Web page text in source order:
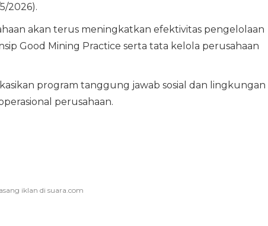
2026).
akan terus meningkatkan efektivitas pengelolaan
Good Mining Practice serta tata kelola perusahaan
program tanggung jawab sosial dan lingkungan
perusahaan.